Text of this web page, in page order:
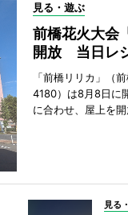
見る・遊ぶ
前橋花火大会
開放 当日レ
「前橋リリカ」（
4180）は8月8日に
に合わせ、屋上を開
見る